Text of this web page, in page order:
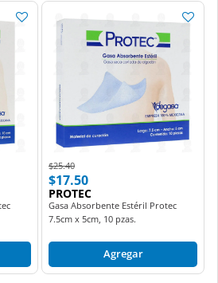
Price reduced from
$25.40to
$17.50
PROTEC
Gasa Absorbente Estéril Protec
7.5cm x 5cm, 10 pzas.
Agregar